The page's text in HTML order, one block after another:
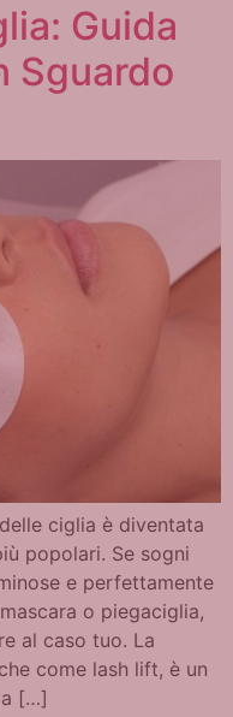
Guida
Sguardo
ciglia è diventata
popolari. Se sogni
e perfettamente
o piegaciglia,
al caso tuo. La
come lash lift, è un
[…]